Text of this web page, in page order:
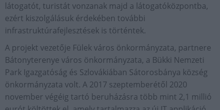
látogatót, turistát vonzanak majd a látogatóközpontba,
ezért kiszolgálásuk érdekében további
infrastruktúrafejlesztések is történtek.
A projekt vezetője Fülek város önkormányzata, partnere
Bátonyterenye város önkormányzata, a Bükki Nemzeti
Park Igazgatóság és Szlovákiában Sátorosbánya község
önkormányzata volt. A 2017 szeptemberétől 2020
november végéig tartó beruházásra több mint 2,1 millió